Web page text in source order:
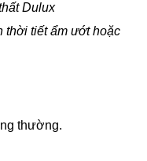
Dulux
thời tiết ẩm ướt hoặc
thường.